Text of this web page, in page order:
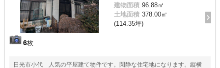
6枚
建物面積 96.88㎡
土地面積 378.00㎡
(114.35坪)
日光市小代 人気の平屋建て物件です。閑静な住宅地になります。縦横